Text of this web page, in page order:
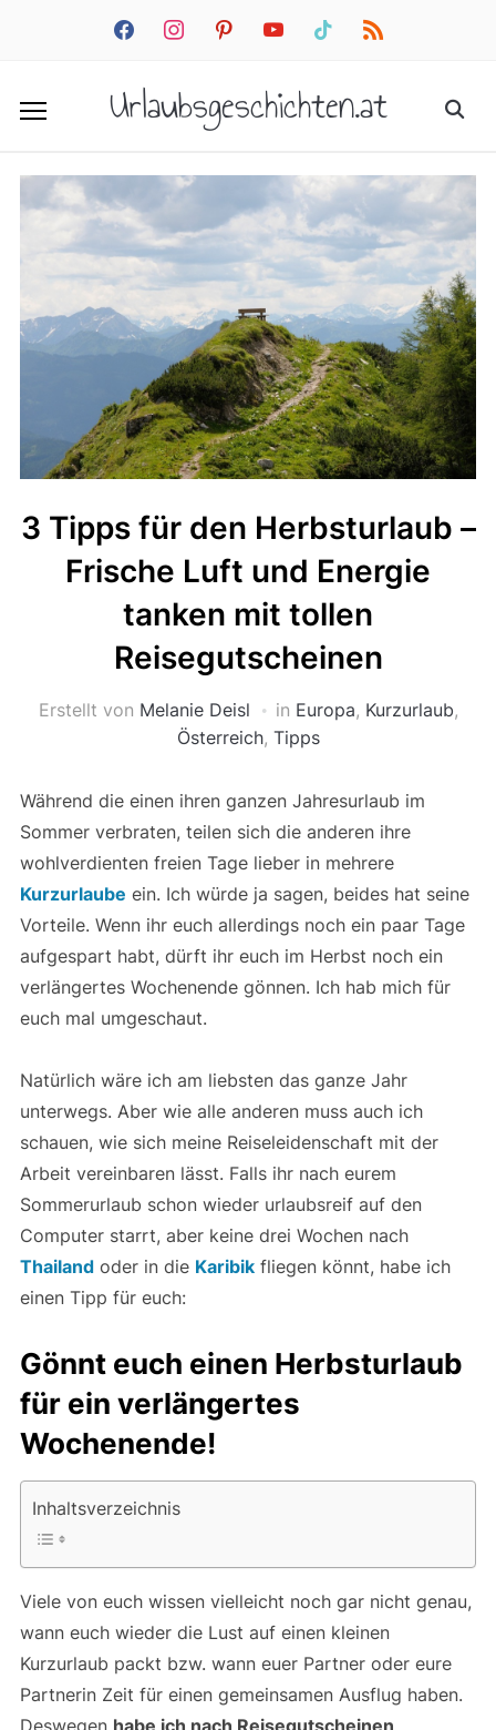
facebookinstagrampinterestyoutube tiktok rss
Urlaubsgeschichten.at
3 Tipps für den Herbsturlaub –
Frische Luft und Energie
tanken mit tollen
Reisegutscheinen
Erstellt von Melanie Deisl in Europa, Kurzurlaub,
Österreich, Tipps
Während die einen ihren ganzen Jahresurlaub im
Sommer verbraten, teilen sich die anderen ihre
wohlverdienten freien Tage lieber in mehrere
Kurzurlaube ein. Ich würde ja sagen, beides hat seine
Vorteile. Wenn ihr euch allerdings noch ein paar Tage
aufgespart habt, dürft ihr euch im Herbst noch ein
verlängertes Wochenende gönnen. Ich hab mich für
euch mal umgeschaut.
Natürlich wäre ich am liebsten das ganze Jahr
unterwegs. Aber wie alle anderen muss auch ich
schauen, wie sich meine Reiseleidenschaft mit der
Arbeit vereinbaren lässt. Falls ihr nach eurem
Sommerurlaub schon wieder urlaubsreif auf den
Computer starrt, aber keine drei Wochen nach
Thailandoder in die Karibikfliegen könnt, habe ich
einen Tipp für euch:
Gönnt euch einen Herbsturlaub
für ein verlängertes
Wochenende!
Inhaltsverzeichnis
Viele von euch wissen vielleicht noch gar nicht genau,
wann euch wieder die Lust auf einen kleinen
Kurzurlaub packt bzw. wann euer Partner oder eure
Partnerin Zeit für einen gemeinsamen Ausflug haben.
Deswegen habe ich nach Reisegutscheinen